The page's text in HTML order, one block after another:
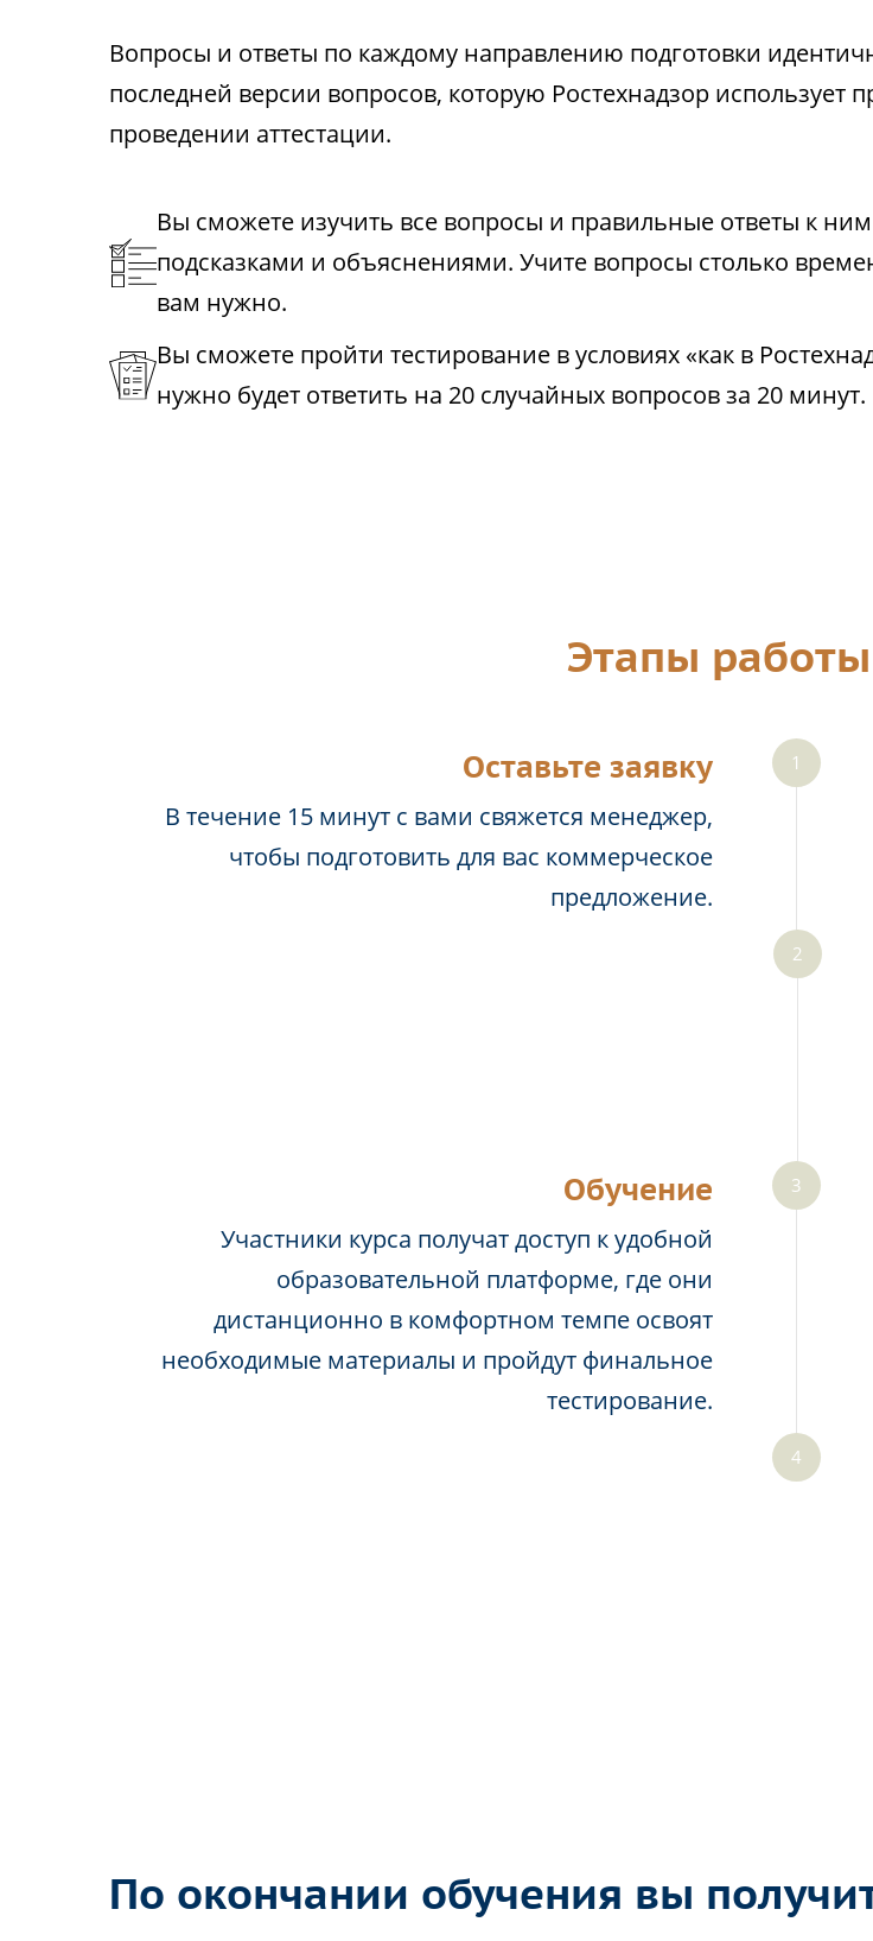
Вопросы и ответы по каждому направлению подготовки
последней версии вопросов, которую Ростехнадзор использует
проведении аттестации.
Вы сможете изучить все вопросы и правильные ответы к
подсказками и объяснениями. Учите вопросы столько
вам нужно.
Вы сможете пройти тестирование в условиях «как в
нужно будет ответить на 20 случайных вопросов за 20 минут.
Этапы
Оставьте заявку
В течение 15 минут с вами свяжется менеджер,
чтобы подготовить для вас коммерческое
предложение.
Обучение
Участники курса получат доступ к удобной
образовательной платформе, где они
дистанционно в комфортном темпе освоят
необходимые материалы и пройдут финальное
тестирование.
По окончании обучения вы